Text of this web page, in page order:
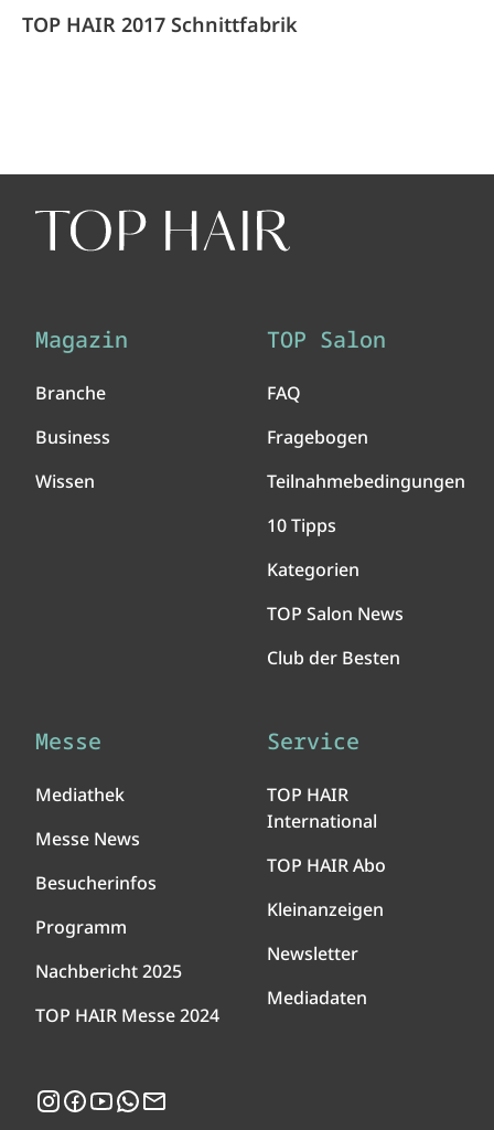
TOP HAIR 2017 Schnittfabrik
Magazin
Branche
Business
Wissen
TOP Salon
FAQ
Fragebogen
Teilnahmebedingungen
10 Tipps
Kategorien
TOP Salon News
Club der Besten
Messe
Mediathek
Messe News
Besucherinfos
Programm
Nachbericht 2025
TOP HAIR Messe 2024
Service
TOP HAIR
International
TOP HAIR Abo
Kleinanzeigen
Newsletter
Mediadaten
Instagram
Facebook
YouTubeWhatsApp